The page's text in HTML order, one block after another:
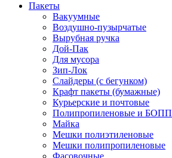
Пакеты
Вакуумные
Воздушно-пузырчатые
Вырубная ручка
Дой-Пак
Для мусора
Зип-Лок
Слайдеры (с бегунком)
Крафт пакеты (бумажные)
Курьерские и почтовые
Полипропиленовые и БОПП
Майка
Мешки полиэтиленовые
Мешки полипропиленовые